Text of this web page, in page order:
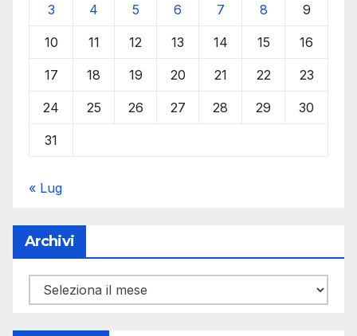
3 4 5 6 7 8 9
10 11 12 13 14 15 16
17 18 19 20 21 22 23
24 25 26 27 28 29 30
31
« Lug
Archivi
Archivi